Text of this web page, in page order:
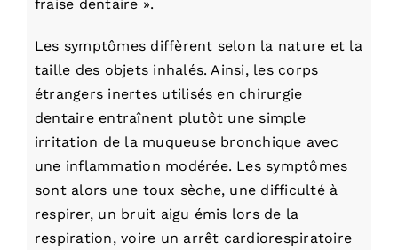
fraise dentaire ».
Les symptômes diffèrent selon la nature et la
taille des objets inhalés. Ainsi, les corps
étrangers inertes utilisés en chirurgie
dentaire entraînent plutôt une simple
irritation de la muqueuse bronchique avec
une inflammation modérée. Les symptômes
sont alors une toux sèche, une difficulté à
respirer, un bruit aigu émis lors de la
respiration, voire un arrêt cardiorespiratoire